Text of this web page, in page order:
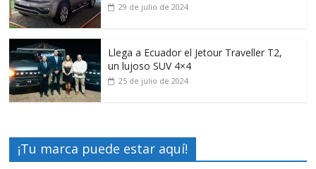
29 de julio de 2024
Llega a Ecuador el Jetour Traveller T2,
un lujoso SUV 4×4
25 de julio de 2024
¡Tu marca puede estar aquí!